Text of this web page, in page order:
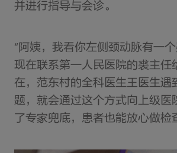
并进行指导与会诊。
“阿姨，我看你左侧颈动脉有一
现在联系第一人民医院的裘主任
在，范东村的全科医生王医生遇
题，就会通过这个方式向上级医
了专家兜底，患者也能放心做检